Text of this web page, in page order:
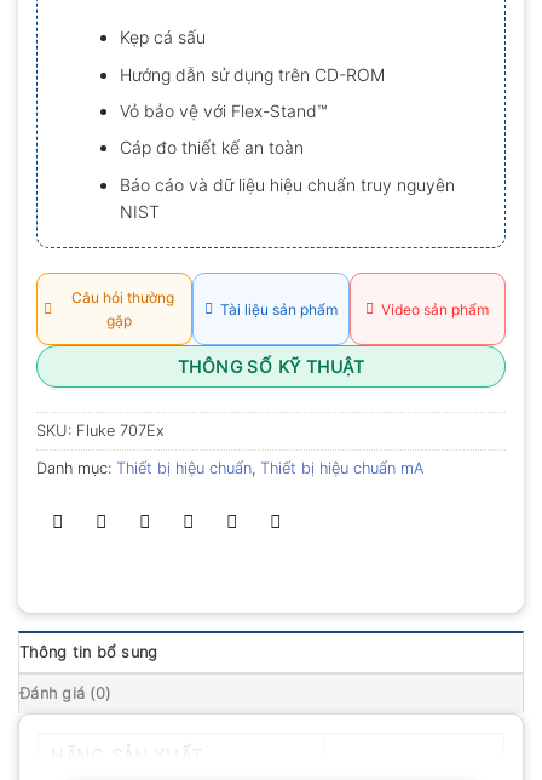
Kẹp cá sấu
Hướng dẫn sử dụng trên CD-ROM
Vỏ bảo vệ với Flex-Stand™
Cáp đo thiết kế an toàn
Báo cáo và dữ liệu hiệu chuẩn truy nguyên
NIST
Câu hỏi thường
gặp
Tài liệu sản phẩm Video sản phẩm
THÔNG SỐ KỸ THUẬT
SKU: Fluke 707Ex
Danh mục: Thiết bị hiệu chuẩn, Thiết bị hiệu chuẩn mA
Thông tin bổ sung
Đánh giá (0)